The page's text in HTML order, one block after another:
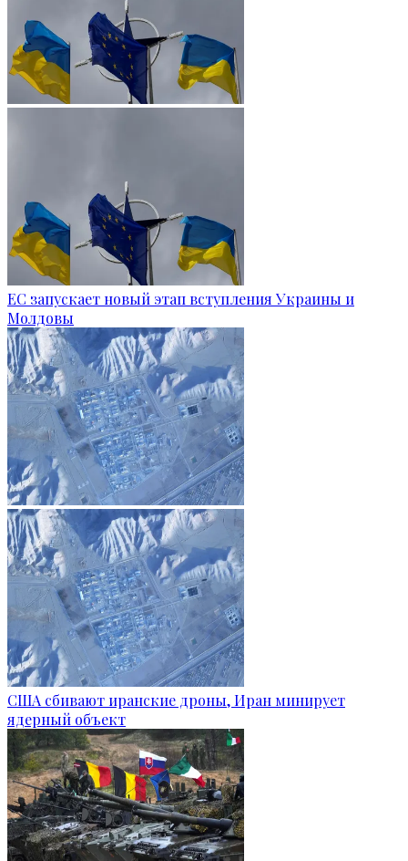
ЕС запускает новый этап вступления Украины и
Молдовы
США сбивают иранские дроны, Иран минирует
ядерный объект